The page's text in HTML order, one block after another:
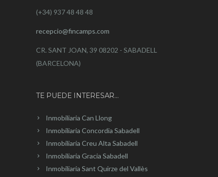
(+34) 937 48 48 48
recepcio@fincamps.com
CR. SANT JOAN, 39 08202 - SABADELL
(BARCELONA)
TE PUEDE INTERESAR…
Inmobiliaria Can Llong
Inmobiliaria Concordia Sabadell
Inmobiliaria Creu Alta Sabadell
Inmobiliaria Gracia Sabadell
Inmobiliaria Sant Quirze del Vallès